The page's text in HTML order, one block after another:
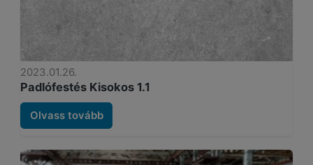
2023.01.26.
Padlófestés Kisokos 1.1
Olvass tovább